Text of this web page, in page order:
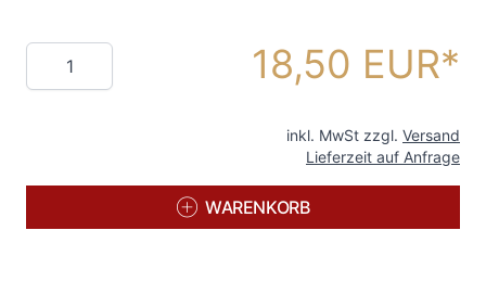
Menge 18,50 EUR
inkl. MwSt zzgl. Versand
Lieferzeit auf Anfrage
WARENKORB